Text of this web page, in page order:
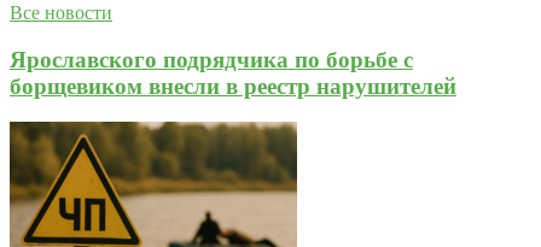
Все новости
Ярославского подрядчика по борьбе с
борщевиком внесли в реестр нарушителей